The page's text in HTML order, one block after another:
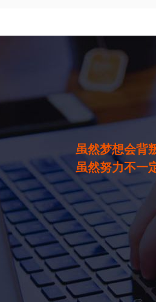
虽然梦想会背
虽然努力不一